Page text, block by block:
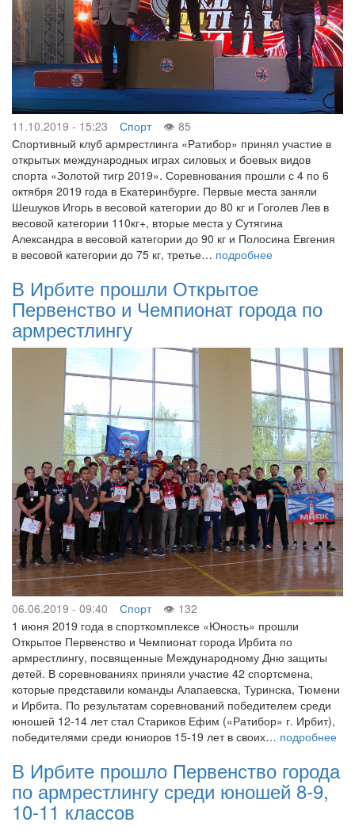
11.10.2019 - 15:23 Спорт
85
Спортивный клуб армрестлинга «Ратибор» принял участие в
открытых международных играх силовых и боевых видов
спорта «Золотой тигр 2019». Соревнования прошли с 4 по 6
октября 2019 года в Екатеринбурге. Первые места заняли
Шешуков Игорь в весовой категории до 80 кг и Гоголев Лев в
весовой категории 110кг+, вторые места у Сутягина
Александра в весовой категории до 90 кг и Полосина Евгения
в весовой категории до 75 кг, третье… подробнее
В Ирбите прошли Открытое
Первенство и Чемпионат города по
армрестлингу
06.06.2019 - 09:40 Спорт
132
1 июня 2019 года в спорткомплексе «Юность» прошли
Открытое Первенство и Чемпионат города Ирбита по
армрестлингу, посвященные Международному Дню защиты
детей. В соревнованиях приняли участие 42 спортсмена,
которые представили команды Алапаевска, Туринска, Тюмени
и Ирбита. По результатам соревнований победителем среди
юношей 12-14 лет стал Стариков Ефим («Ратибор» г. Ирбит),
победителями среди юниоров 15-19 лет в своих… подробнее
В Ирбите прошло Первенство города
по армрестлингу среди юношей 8-9,
10-11 классов